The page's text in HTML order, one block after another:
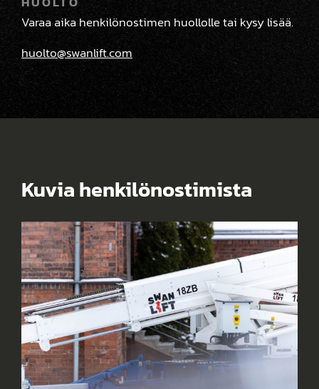
Varaa aika henkilönostimen huollolle tai kysy lisää.
huolto@swanlift.com
Kuvia henkilönostimista